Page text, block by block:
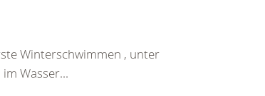
Winterschwimmen , unter
Wasser...